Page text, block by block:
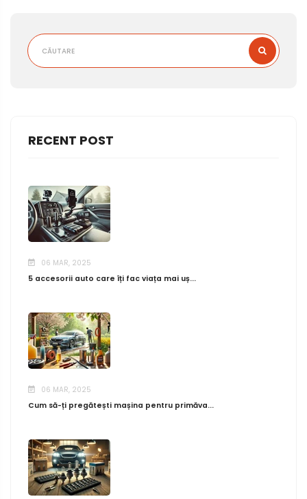
RECENT POST
06 MAR, 2025
5 accesorii auto care îți fac viața mai uș...
06 MAR, 2025
Cum să-ți pregătești mașina pentru primăva...